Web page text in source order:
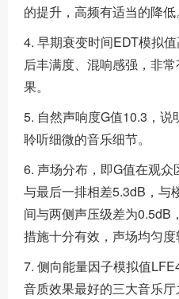
的提升，高频有适当的降低。
4. 早期衰变时间EDT模拟
后丰满度、混响感强，非
果。
5. 自然声响度G值10.3，
聆听细微的音乐细节。
6. 声场分布，即G值在观
与最后一排相差5.3dB，与
间与两侧声压级差为0.5dB
措施十分有效，声场均匀度
7. 侧向能量因子模拟值
音质效果最好的三大音乐